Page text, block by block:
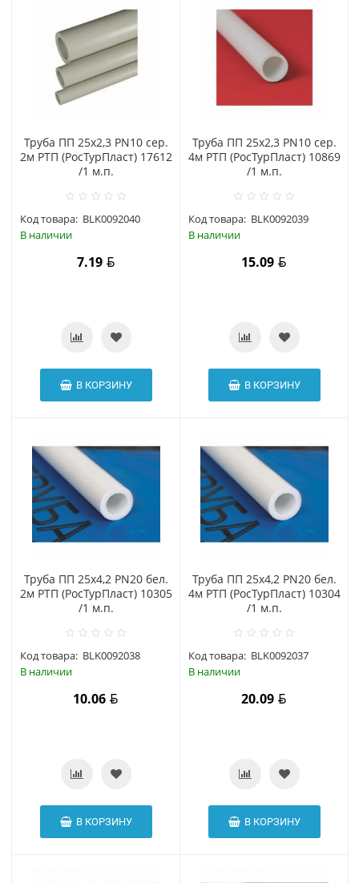
Труба ПП 25х2,3 PN10 сер.
2м РТП (РосТурПласт) 17612
/1 м.п.
Код товара: BLK0092040
В наличии
7.19
В КОРЗИНУ
Труба ПП 25х2,3 PN10 сер.
4м РТП (РосТурПласт) 10869
/1 м.п.
Код товара: BLK0092039
В наличии
15.09
В КОРЗИНУ
Труба ПП 25х4,2 PN20 бел.
2м РТП (РосТурПласт) 10305
/1 м.п.
Код товара: BLK0092038
В наличии
10.06
В КОРЗИНУ
Труба ПП 25х4,2 PN20 бел.
4м РТП (РосТурПласт) 10304
/1 м.п.
Код товара: BLK0092037
В наличии
20.09
В КОРЗИНУ